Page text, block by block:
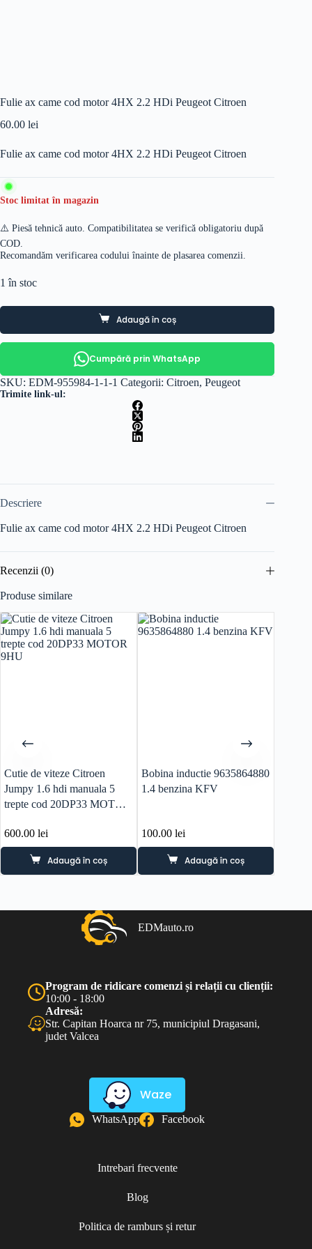
Fulie ax came cod motor 4HX 2.2 HDi Peugeot Citroen
60.00 lei
Fulie ax came cod motor 4HX 2.2 HDi Peugeot Citroen
Stoc limitat în magazin
⚠️ Piesă tehnică auto. Compatibilitatea se verifică obligatoriu după
COD.
Recomandăm verificarea codului înainte de plasarea comenzii.
1 în stoc
Adaugă în coș
Cumpără prin WhatsApp
SKU: EDM-955984-1-1-1 Categorii: Citroen, Peugeot
Trimite link-ul:
Descriere
Fulie ax came cod motor 4HX 2.2 HDi Peugeot Citroen
Recenzii (0)
Produse similare
Cutie de viteze Citroen
Jumpy 1.6 hdi manuala 5
trepte cod 20DP33 MOTOR
600.00 lei
Adaugă în coș
Bobina inductie 9635864880
1.4 benzina KFV
100.00lei
Adaugă în coș
EDMauto.ro
Program de ridicare comenzi și relații cu clienții:
10:00 - 18:00
Adresă:
Str. Capitan Hoarca nr 75, municipiul Dragasani,
judet Valcea
Waze
WhatsApp Facebook
Intrebari frecvente
Blog
Politica de ramburs și retur